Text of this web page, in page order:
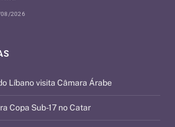
Líbano visita Câmara Árabe
Copa Sub-17 no Catar
2026